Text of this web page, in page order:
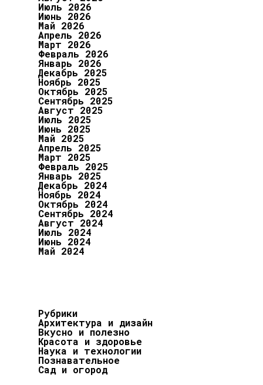
Июль 2026
Июнь 2026
Май 2026
Апрель 2026
Март 2026
Февраль 2026
Январь 2026
Декабрь 2025
Ноябрь 2025
Октябрь 2025
Сентябрь 2025
Август 2025
Июль 2025
Июнь 2025
Май 2025
Апрель 2025
Март 2025
Февраль 2025
Январь 2025
Декабрь 2024
Ноябрь 2024
Октябрь 2024
Сентябрь 2024
Август 2024
Июль 2024
Июнь 2024
Май 2024
Рубрики
Архитектура и дизайн
Вкусно и полезно
Красота и здоровье
Наука и технологии
Познавательное
Сад и огород